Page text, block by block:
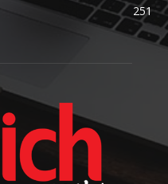
251